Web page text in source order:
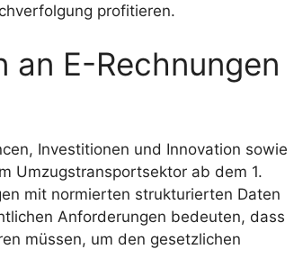
profitieren.
an E-Rechnungen
Investitionen und Innovation sowie
Umzugstransportsektor ab dem 1.
mit normierten strukturierten Daten
Anforderungen bedeuten, dass
müssen, um den gesetzlichen